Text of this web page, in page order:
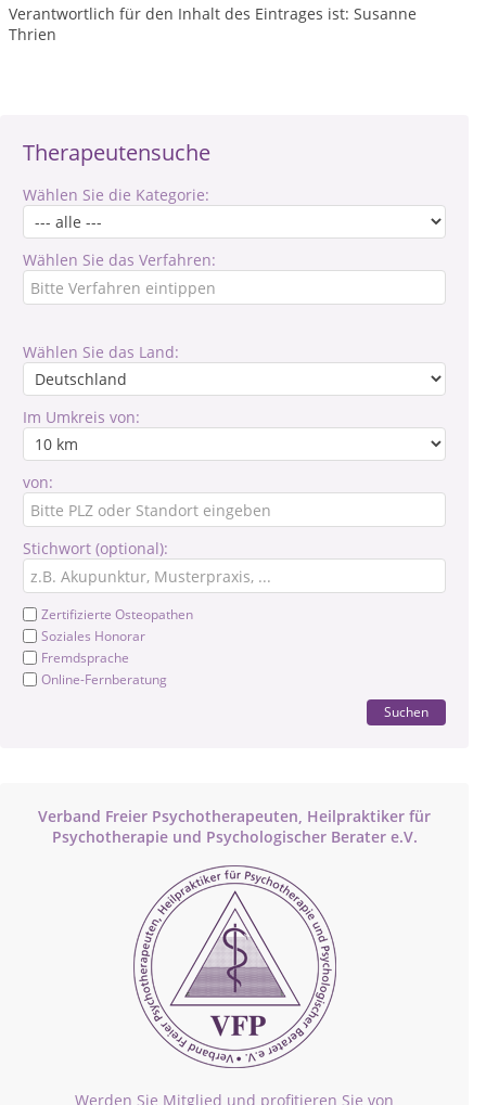
Therapeutensuche
Wählen Sie die Kategorie:
Wählen Sie das Verfahren:
Wählen Sie das Land:
Im Umkreis von:
von:
Stichwort (optional):
Zertifizierte Osteopathen
Soziales Honorar
Fremdsprache
Online-Fernberatung
Suchen
Verband Freier Psychotherapeuten, Heilpraktiker für
Psychotherapie und Psychologischer Berater e.V.
Werden Sie Mitglied und profitieren Sie von
Verantwortlich für den Inhalt des Eintrages ist: Susanne
Thrien